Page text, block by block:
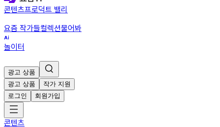
콘텐츠프로덕트 밸리
요즘 작가들컬렉션물어봐
놀이터
광고 상품
광고 상품
작가 지원
로그인
회원가입
콘텐츠